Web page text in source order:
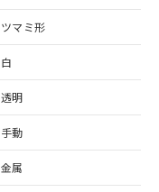
ツマミ形
白
透明
手動
金属